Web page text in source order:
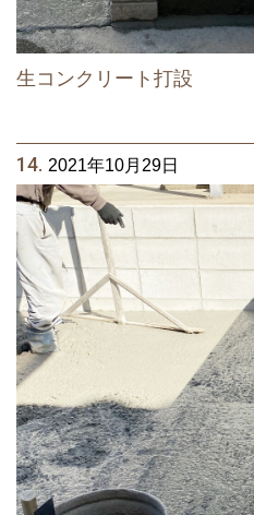
生コンクリート打設
14. 2021年10月29日